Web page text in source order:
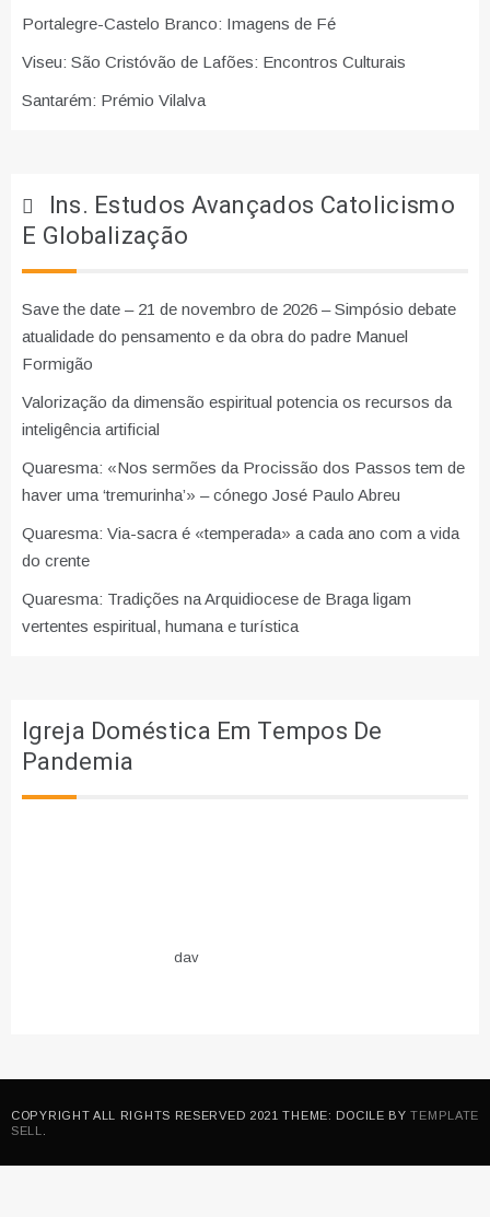
Portalegre-Castelo Branco: Imagens de Fé
Viseu: São Cristóvão de Lafões: Encontros Culturais
Santarém: Prémio Vilalva
Ins. Estudos Avançados Catolicismo
E Globalização
Save the date – 21 de novembro de 2026 – Simpósio debate
atualidade do pensamento e da obra do padre Manuel
Formigão
Valorização da dimensão espiritual potencia os recursos da
inteligência artificial
Quaresma: «Nos sermões da Procissão dos Passos tem de
haver uma ‘tremurinha’» – cónego José Paulo Abreu
Quaresma: Via-sacra é «temperada» a cada ano com a vida
do crente
Quaresma: Tradições na Arquidiocese de Braga ligam
vertentes espiritual, humana e turística
Igreja Doméstica Em Tempos De
Pandemia
dav
COPYRIGHT ALL RIGHTS RESERVED 2021 THEME: DOCILE BYTEMPLATE
SELL